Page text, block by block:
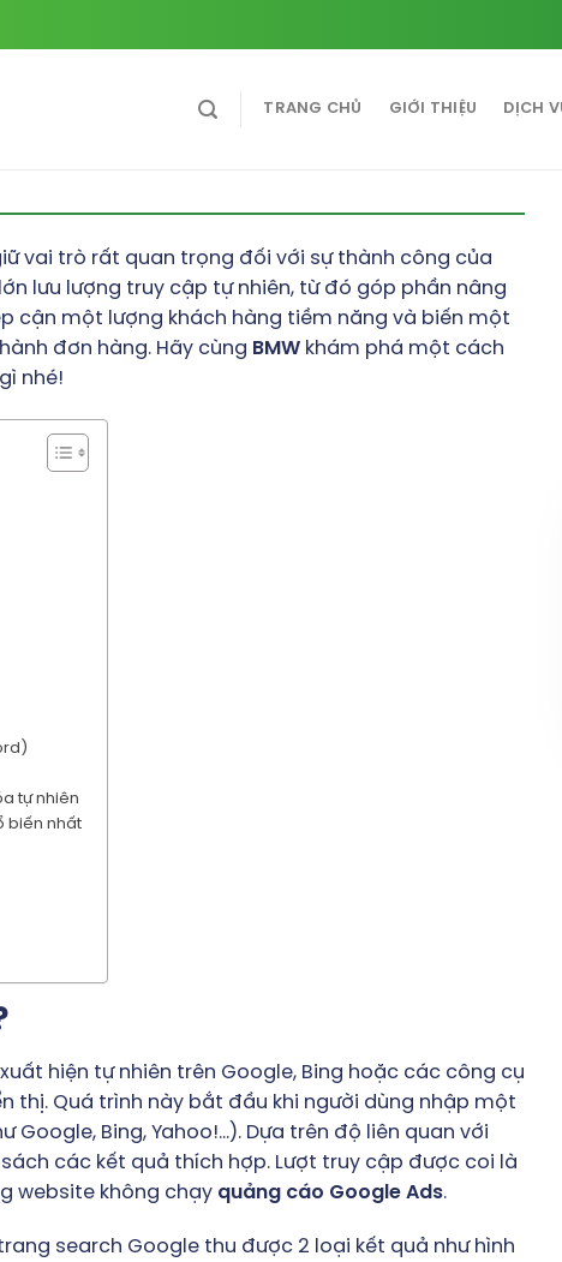
TRANG CHỦ GIỚI THIỆU DỊCH
vai trò rất quan trọng đối với sự thành công của
lưu lượng truy cập tự nhiên, từ đó góp phần nâng
cận một lượng khách hàng tiềm năng và biến một
đơn hàng. Hãy cùng BMW khám phá một cách
nhé!
tự nhiên
biến nhất
hiện tự nhiên trên Google, Bing hoặc các công cụ
thị. Quá trình này bắt đầu khi người dùng nhập một
Bing, Yahoo!…). Dựa trên độ liên quan với
các kết quả thích hợp. Lượt truy cập được coi là
website không chạy quảng cáo Google Ads.
search Google thu được 2 loại kết quả như hình